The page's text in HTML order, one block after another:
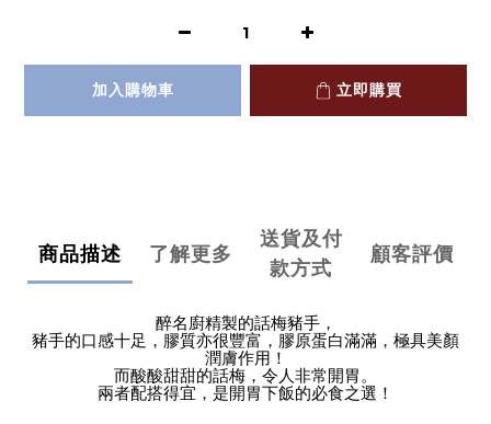
加入購物車 立即購買
商品描述 了解更多
送貨及付
款方式
顧客評價
醉名廚精製的話梅豬手，
豬手的口感十足，膠質亦很豐富，膠原蛋白滿滿，極具美顏
潤膚作用！
而酸酸甜甜的話梅，令人非常開胃。
兩者配搭得宜，是開胃下飯的必食之選！